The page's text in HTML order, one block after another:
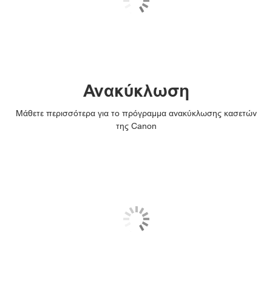
Ανακύκλωση
Μάθετε περισσότερα για το πρόγραμμα ανακύκλωσης κασετών
της Canon